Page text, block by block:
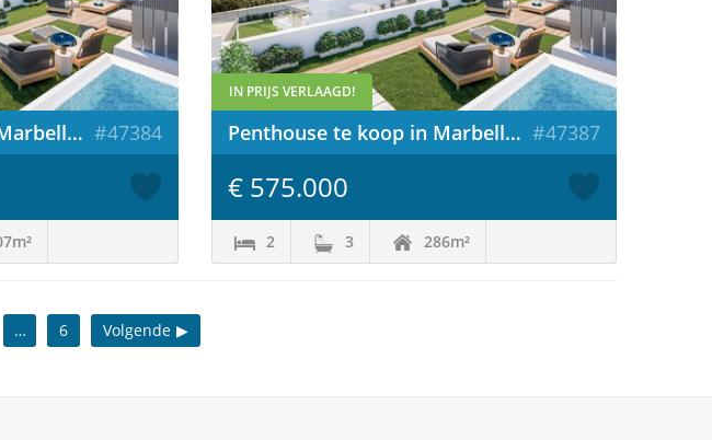
Penthouse te koop in Marbella / Spanje #47384
IN PRIJS VERLAAGD!
Penthouse te koop in Marbella / Spanje #47387
€ 575.000
2 3 286m²
… 6 Volgende